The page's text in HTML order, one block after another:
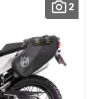
2